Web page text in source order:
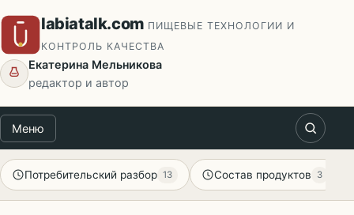
содержимому
labiatalk.com ПИЩЕВЫЕ ТЕХНОЛОГИИ И
КОНТРОЛЬ КАЧЕСТВА
Екатерина Мельникова
редактор и автор
Меню
Потребительский разбор 13 Состав продуктов 3